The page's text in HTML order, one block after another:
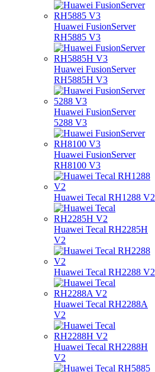
Huawei FusionServer
RH5885 V3
Huawei FusionServer
RH5885H V3
Huawei FusionServer
5288 V3
Huawei FusionServer
RH8100 V3
Huawei Tecal RH1288 V2
Huawei Tecal RH2285H
V2
Huawei Tecal RH2288 V2
Huawei Tecal RH2288A
V2
Huawei Tecal RH2288H
V2